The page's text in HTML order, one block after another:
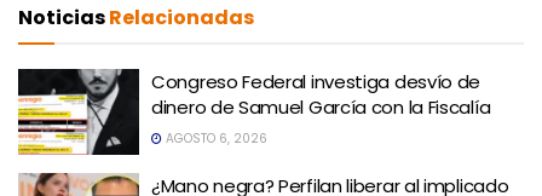
NoticiasRelacionadas
Congreso Federal investiga desvío de
dinero de Samuel García con la Fiscalía
AGOSTO 6, 2026
¿Mano negra? Perfilan liberar al implicado